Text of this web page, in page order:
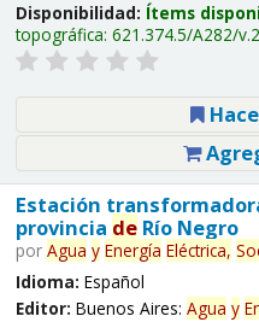
Disponibilidad: Ítems
topográfica: 621.374.5/A282/v.2
Estación
provincia deRío Negro
por Agua y Energía Eléctrica,
Idioma: Español
Editor: Buenos Aires: Agua y